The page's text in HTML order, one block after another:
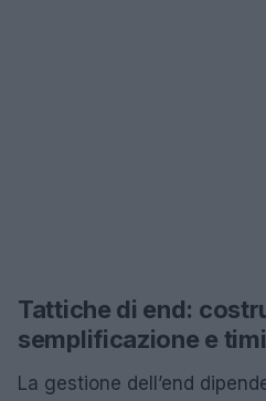
Tattiche di end:
semplificazione e
La gestione dell’end